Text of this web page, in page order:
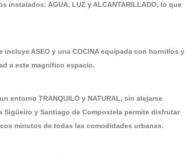
instalados: AGUA, LUZ y ALCANTARILLADO, lo que
incluye ASEO y una COCINA equipada con hornillos y
a este magnífico espacio.
entorno TRANQUILO y NATURAL, sin alejarse
y Santiago de Compostela permite disfrutar
minutos de todas las comodidades urbanas.